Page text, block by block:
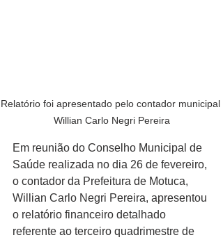
Relatório foi apresentado pelo contador municipal
Willian Carlo Negri Pereira
Em reunião do Conselho Municipal de
Saúde realizada no dia 26 de fevereiro,
o contador da Prefeitura de Motuca,
Willian Carlo Negri Pereira, apresentou
o relatório financeiro detalhado
referente ao terceiro quadrimestre de